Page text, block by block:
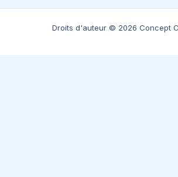
Droits d'auteur © 2026 Concept